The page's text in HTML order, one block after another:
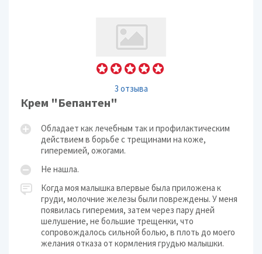
3 отзыва
Крем "Бепантен"
Обладает как лечебным так и профилактическим
действием в борьбе с трещинами на коже,
гиперемией, ожогами.
Не нашла.
Когда моя малышка впервые была приложена к
груди, молочние железы были повреждены. У меня
появилась гиперемия, затем через пару дней
шелушение, не большие трещенки, что
сопровождалось сильной болью, в плоть до моего
желания отказа от кормления грудью малышки.